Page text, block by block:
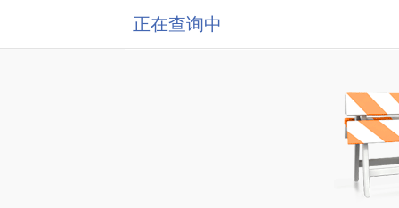
正在查询中